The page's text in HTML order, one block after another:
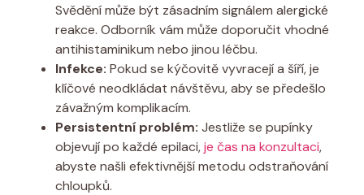
Svědění může ⁤být zásadním signálem alergické
reakce. Odborník ‌vám může doporučit vhodné
antihistaminikum nebo jinou‌ léčbu.
Infekce: Pokud​ se kýčovitě vyvracejí a šíří, ‌je
klíčové​ neodkládat⁤ návštěvu,⁣ aby ⁣se ‌předešlo
⁤závažným‌ komplikacím.
Persistentní problém: Jestliže se​ pupínky
objevují po každé epilaci,je čas na konzultaci,
abyste našli efektivnější metodu odstraňování ​
chloupků.